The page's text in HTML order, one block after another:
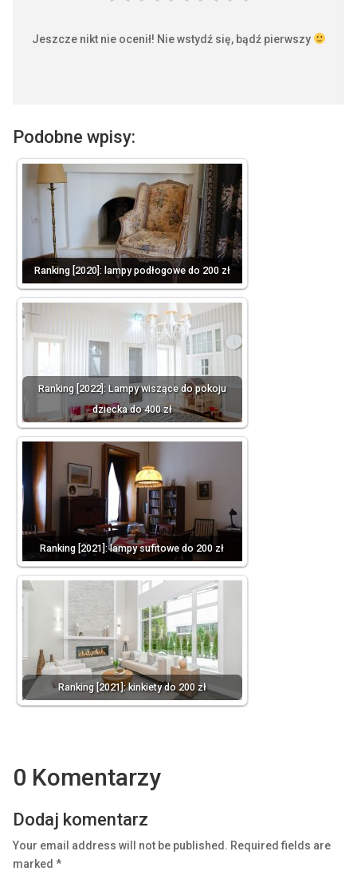
Jeszcze nikt nie ocenił! Nie wstydź się, bądź pierwszy
Podobne wpisy:
Ranking [2020]: lampy podłogowe do 200 zł
Ranking [2022]: Lampy wiszące do pokoju
dziecka do 400 zł
Ranking [2021]: lampy sufitowe do 200 zł
Ranking [2021]: kinkiety do 200 zł
0 Komentarzy
Dodaj komentarz
Your email address will not be published. Required fields are
marked *